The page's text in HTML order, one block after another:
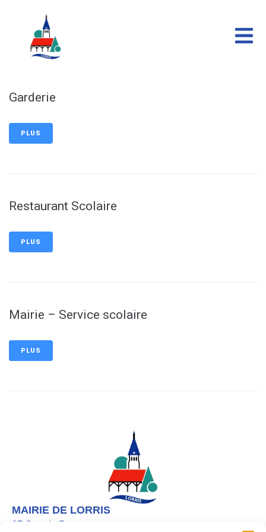
Garderie
PLUS
Restaurant Scolaire
PLUS
Mairie – Service scolaire
PLUS
MAIRIE DE LORRIS
27 Grande Rue,